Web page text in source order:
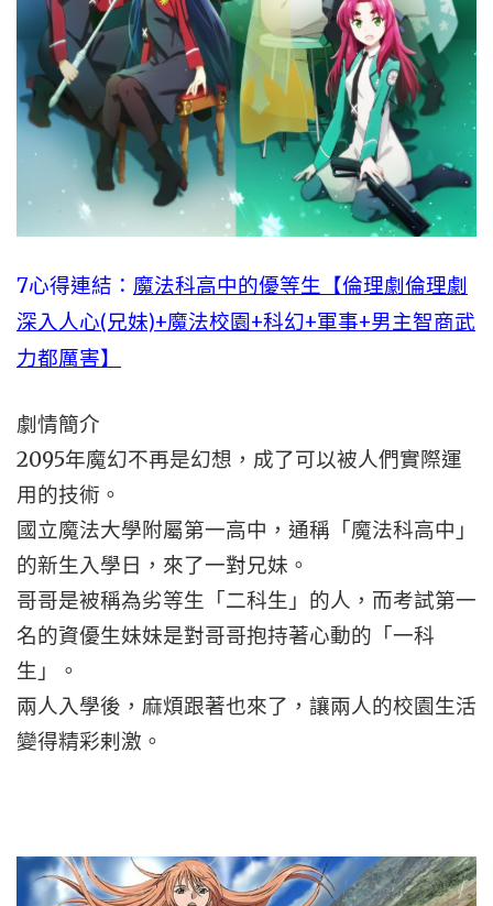
7心得連結： 魔法科高中的優等生【倫理劇倫理劇
深入人心(兄妹)+魔法校園+科幻+軍事+男主智商武
力都厲害】
劇情簡介
2095年魔幻不再是幻想，成了可以被人們實際運
用的技術。
國立魔法大學附屬第一高中，通稱「魔法科高中」
的新生入學日，來了一對兄妹。
哥哥是被稱為劣等生「二科生」的人，而考試第一
名的資優生妹妹是對哥哥抱持著心動的「一科
生」。
兩人入學後，麻煩跟著也來了，讓兩人的校園生活
變得精彩剌激。